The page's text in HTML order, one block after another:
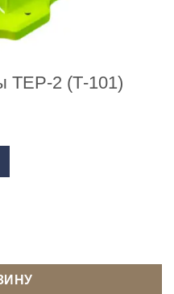
ТЕР-2 (Т-101)
фурнитуры ТЕР-2 (Т-101)